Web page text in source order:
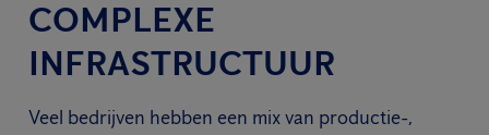
COMPLEXE
INFRASTRUCTUUR
Veel bedrijven hebben een mix van productie-,